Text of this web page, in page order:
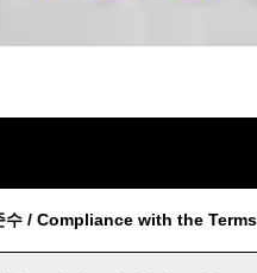
수 / Compliance with the